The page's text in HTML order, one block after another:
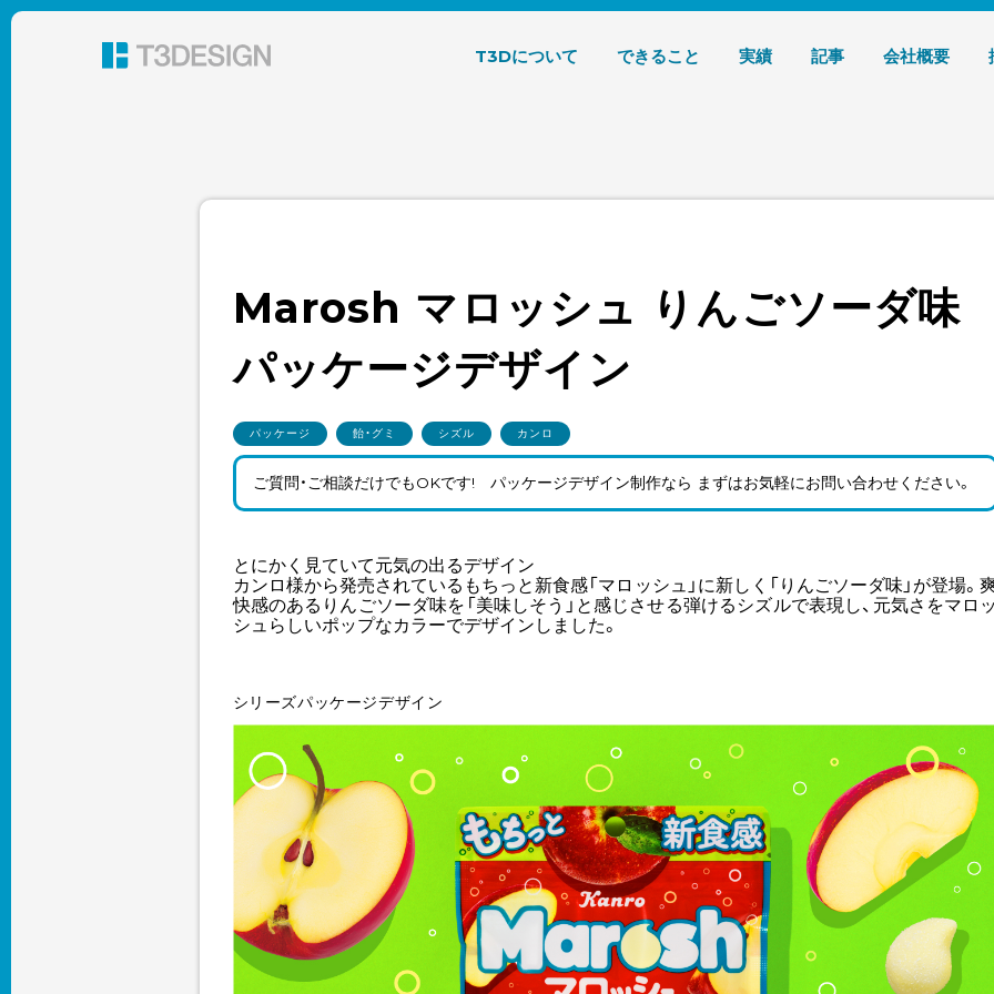
東京都渋谷のパッケージデザイン・グラフィックデザイン 株式会社T3デザイン
T3Dについて できること 実績 記事 会社概要
Marosh マロッシュ りんごソーダ味
パッケージデザイン
パッケージ 飴・グミ シズル カンロ
ご質問・ご相談だけでもOKです! パッケージデザイン制作なら まずはお気軽にお問い合わせください。
とにかく見ていて元気の出るデザイン
カンロ様から発売されているもちっと新食感「マロッシュ」に新しく「りんごソーダ味」が登場。
快感のあるりんごソーダ味を「美味しそう」と感じさせる弾けるシズルで表現し、元気さをマロ
シュらしいポップなカラーでデザインしました。
シリーズパッケージデザイン